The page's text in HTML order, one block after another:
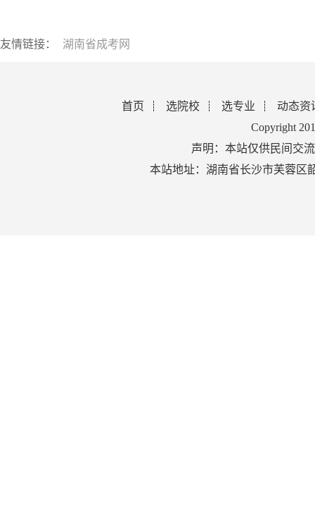
友情链接： 湖南省成考网
首页 选院校 选专业
动态资
Copyright
声明：本站仅供民间交
本站地址：湖南省长沙市芙蓉区